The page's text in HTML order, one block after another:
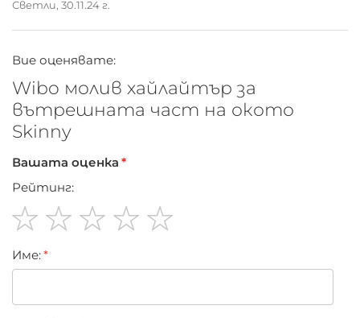
Светли, 30.11.24 г.
Вие оценявате:
Wibo молив хайлайтър за
вътрешната част на окото
Skinny
Вашата оценка
Рейтинг:
star
stars
stars
stars
stars
Име: